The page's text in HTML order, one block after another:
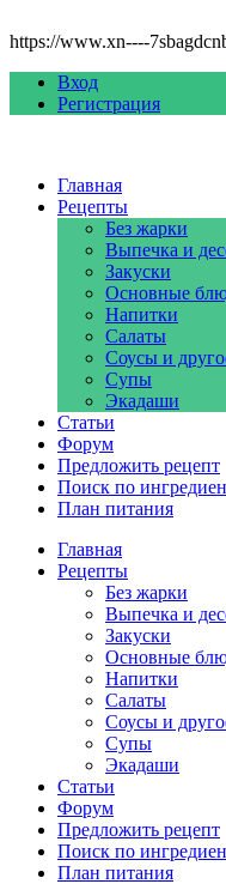
https://www.xn----
Вход
Регистрация
Главная
Рецепты
Без жарки
Выпечка и
Закуски
Основные
Напитки
Салаты
Соусы и
Супы
Экадаши
Статьи
Форум
Предложить рецепт
Поиск по
План питания
Главная
Рецепты
Без жарки
Выпечка и
Закуски
Основные
Напитки
Салаты
Соусы и
Супы
Экадаши
Статьи
Форум
Предложить рецепт
Поиск по
План питания